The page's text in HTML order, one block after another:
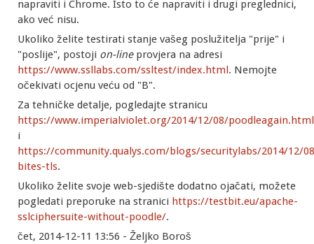
napraviti i Chrome. Isto to će napraviti i drugi preglednici,
ako već nisu.
Ukoliko želite testirati stanje vašeg poslužitelja "prije" i
"poslije", postoji on-lineprovjera na adresi
https://www.ssllabs.com/ssltest/index.html. Nemojte
očekivati ocjenu veću od "B".
Za tehničke detalje, pogledajte stranicu
https://www.imperialviolet.org/2014/12/08/poodleagain.html
i
https://community.qualys.com/blogs/securitylabs/2014/12/
bites-tls.
Ukoliko želite svoje web-sjedište dodatno ojačati, možete
pogledati preporuke na stranici https://testbit.eu/apache-
sslciphersuite-without-poodle/.
čet, 2014-12-11 13:56 - Željko Boroš